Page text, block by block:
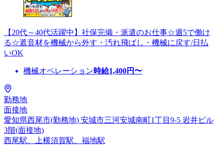
【20代～40代活躍中】社保完備・派遣のお仕事☆週5で働け
る☆遮音材を機械から外す・汚れ飛ばし・機械に戻す/日払
いOK
機械オペレーション時給1,400円〜
勤務地
面接地
愛知県西尾市(勤務地) 安城市三河安城南町1丁目9-5 岩井ビル
3階(面接地)
西尾駅、上横須賀駅、福地駅